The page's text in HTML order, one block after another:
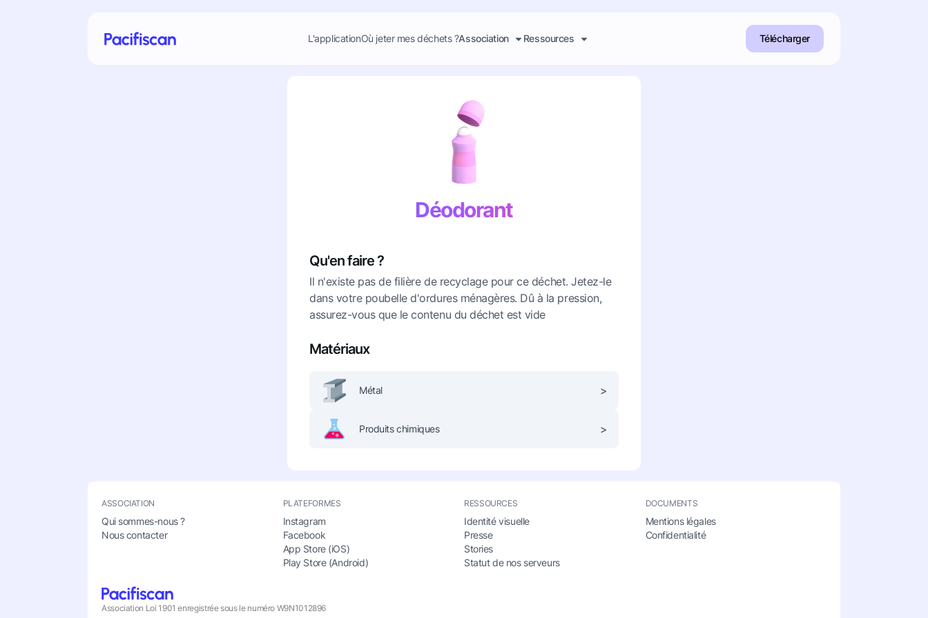
L'applicationOù jeter mes déchets ?Association Ressources Télécharger
Déodorant
Qu'en faire ?
Il n'existe pas de filière de recyclage pour ce déchet. Jetez-le
dans votre poubelle d'ordures ménagères. Dû à la pression,
assurez-vous que le contenu du déchet est vide
Matériaux
Métal >
Produits chimiques >
ASSOCIATION
Qui sommes-nous ?
Nous contacter
PLATEFORMES
Instagram
Facebook
App Store (iOS)
Play Store (Android)
RESSOURCES
Identité visuelle
Presse
Stories
Statut de nos serveurs
DOCUMENTS
Mentions légales
Confidentialité
Association Loi 1901 enregistrée sous le numéro W9N1012896